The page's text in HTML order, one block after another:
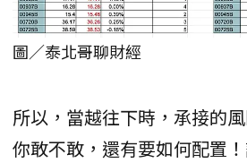
圖／泰北哥聊財經
所以，當越往下時，承接的
你敢不敢，還有要如何配置